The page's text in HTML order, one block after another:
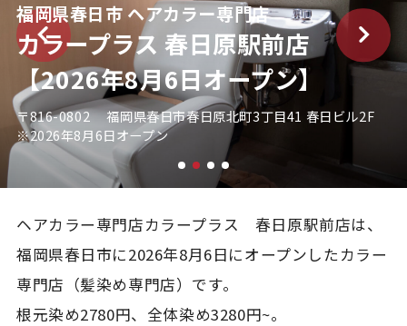
福岡県春日市 ヘアカラー専門店
カラープラス 春日原駅前店
【2026年8月6日オープン】
〒816-0802 福岡県春日市春日原北町3丁目41 春日ビル2F
※2026年8月6日オープン
ヘアカラー専門店カラープラス 春日原駅前店は、
福岡県春日市に2026年8月6日にオープンしたカラー
専門店（髪染め専門店）です。
根元染め2780円、全体染め3280円~。